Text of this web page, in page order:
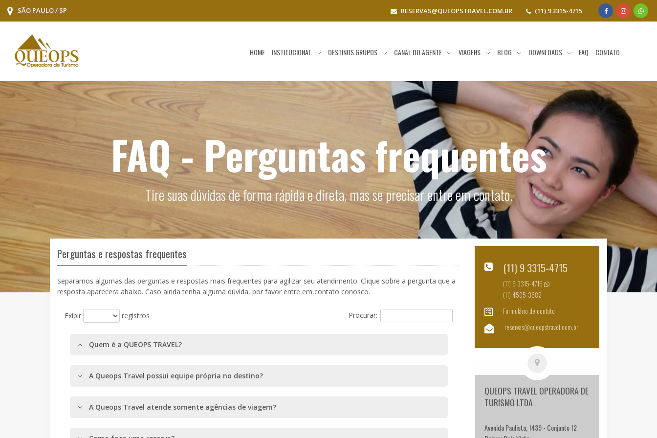
SÃO PAULO / SP RESERVAS@QUEOPSTRAVEL.COM.BR (11) 9 3315-4715
HOME INSTITUCIONAL DESTINOS GRUPOS CANAL DO AGENTE VIAGENS BLOG DOWNLOADS FAQ CONTATO
FAQ - Perguntas frequentes
Tire suas dúvidas de forma rápida e direta, mas se precisar entre em contato.
Perguntas e respostas frequentes
Separamos algumas das perguntas e respostas mais frequentes para agilizar seu atendimento. Clique sobre a pergunta que a
resposta aparecera abaixo. Caso ainda tenha alguma dúvida, por favor entre em contato conosco.
Exibir registros Procurar:
Quem é a QUEOPS TRAVEL?
A Queops Travel possui equipe própria no destino?
A Queops Travel atende somente agências de viagem?
(11) 9 3315-4715
(11) 9 3315-4715
(11) 4595-3682
Formulário de contato
reservas@queopstravel.com.br
QUEOPS TRAVEL OPERADORA DE
TURISMO LTDA
Avenida Paulista, 1439 - Conjunto 12